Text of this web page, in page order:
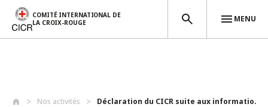
COMITÉ INTERNATIONAL DE
LA CROIX-ROUGE
MENU
Nos activités Déclaration du CICR suite aux informatio...